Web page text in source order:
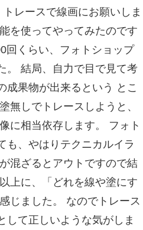
レースで線画にお願いしま
を使ってやってみたのです
回くらい、フォトショップ
。 結局、自力で目で見て考
成果物が出来るという とこ
無しでトレースしようと、
に相当依存します。 フォト
も、やはりテクニカルイラ
混ざるとアウトですので結
上に、「どれを線や塗にす
じました。 なのでトレース
して正しいような気がしま